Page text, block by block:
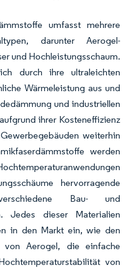
umfasst mehrere
darunter Aerogel-
und Hochleistungsschaum.
durch ihre ultraleichten
Wärmeleistung aus und
und industriellen
ihrer Kosteneffizienz
weiterhin
werden
hervorragende
Bau- und
Jedes dieser Materialien
in den Markt ein, wie den
von Aerogel, die einfache
von